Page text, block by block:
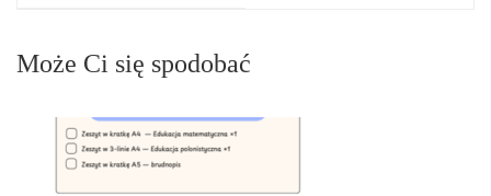
Może Ci się spodobać